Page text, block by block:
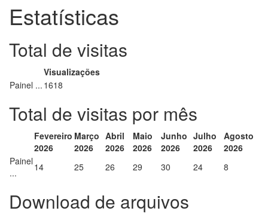
Estatísticas
Total de visitas
Visualizações
Painel ... 1618
Total de visitas por mês
Fevereiro
2026
Março
2026
Abril
2026
Maio
2026
Junho
2026
Julho
2026
Agosto
2026
Painel
...
14 25 26 29 30 24 8
Download de arquivos